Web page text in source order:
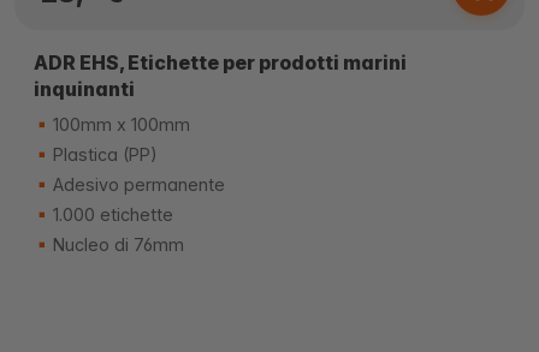
ADR EHS, Etichette per prodotti marini
inquinanti
100mm x 100mm
Plastica (PP)
Adesivo permanente
1.000 etichette
Nucleo di 76mm